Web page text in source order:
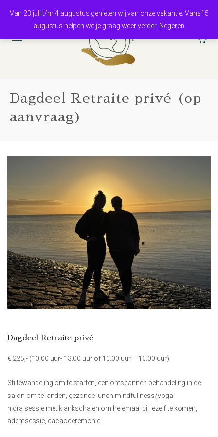
Van 23 juli t/m 4 augustus genieten wij van onze vakantie. Vanaf 5
augustus helpen we je graag weer verder. Negeren
Dagdeel Retraite privé (op
aanvraag)
Dagdeel Retraite privé
€ 225,- (10.00 uur- 13.00 uur of 13.00 uur – 16.00 uur)
Stiltewandeling om te starten, een ontspannen behandeling in de
salon om te landen, gezonde lunch mindfullness/yoga
nidra sessie met klankschalen om helemaal bij jezelf te komen,
ademsessie, cacaoceremonie.